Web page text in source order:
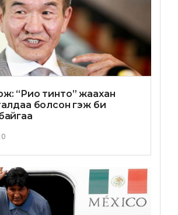
“Рио тинто” жаахан
болсон гэж би